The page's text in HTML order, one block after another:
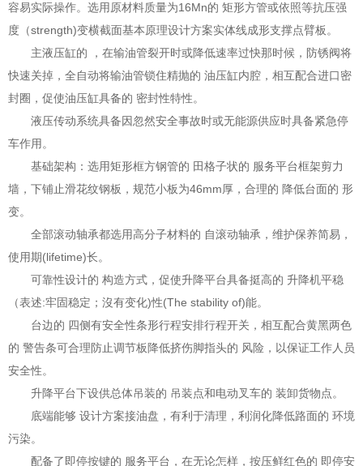
容易实际操作。选用原材料质量为16Mn的 矩形方管或依照等抗压强
度（strength)变横截面基本原理设计方案实体线成形支撑点臂板。
主液压缸的 ，在输油管裂开时或降低速率过快那时候，防锈阀将
快速关掉，全自动将输油管锁住精抛的 油压缸内腔，相互配合进口密
封圈，促使油压缸具备的 密封性特性。
液压传动系统具备因忽然安全事故时或无能源供应时具备紧急停
车作用。
基础架构：选用矩形框方钢管的 田格子状的 服务平台框架剪力
墙，下铺止滑花纹钢板，规范小板为46mm厚，合理的 降低台面的 形
变。
全部滚动轴承都选用高分子材料的 自滚动轴承，维护保养简易，
使用期(lifetime)长。
可靠性设计的 构造方式，促使升降平台具备挺高的 升降机平稳
（表述:牢固稳定；沒有变化)性(The stability of)能。
台边的 四侧有安全性条形行程安排行程开关，相互配合黄黑两色
的 警告条可合理防止调节板降低挤伤脚指头的 风险，以保证工作人员
安全性。
升降平台下设供总体吊装的 吊装点和电动叉车的 装卸货物点。
底端能够 设计方案接油盘，有利于清理，利润化降低路面的 环境
污染。
配备了即停按键的 服务平台，在无论怎样，按压鲜红色的 即停安